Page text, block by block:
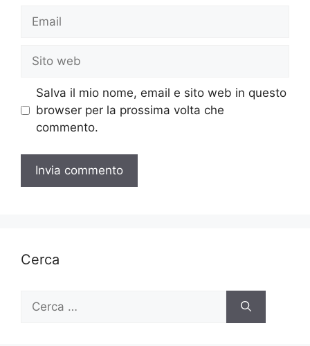
Email
Sito
web
Salva il mio nome, email e sito web in questo
browser per la prossima volta che
commento.
Cerca
per: